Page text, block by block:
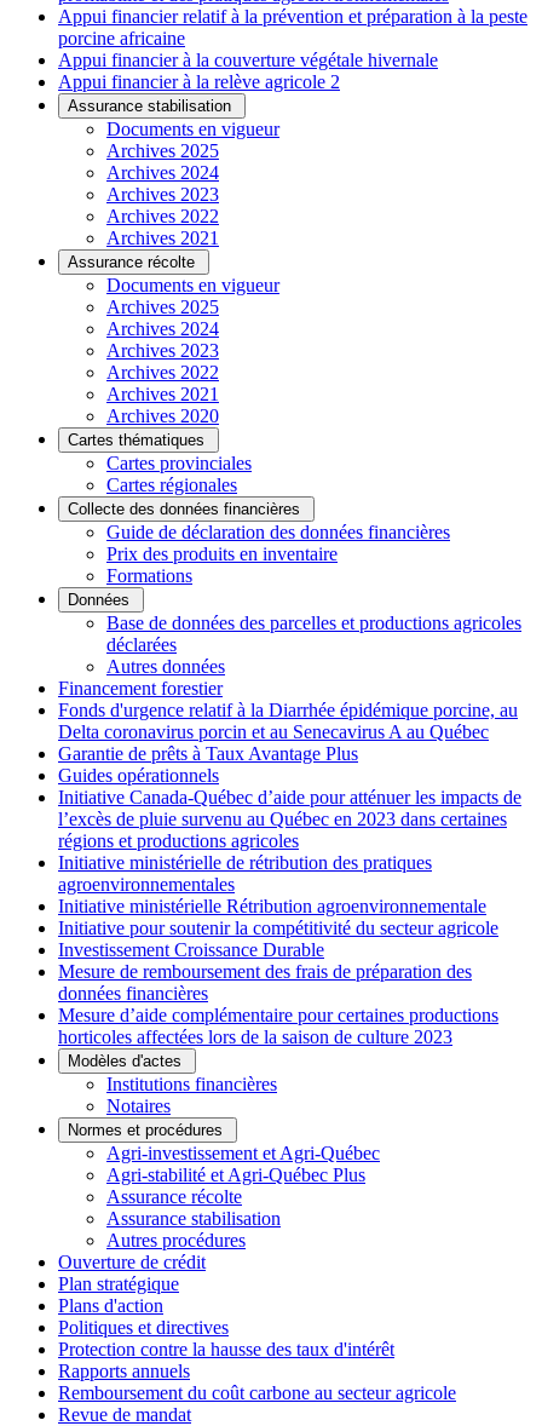
Appui financier relatif à la prévention et préparation à la peste
porcine africaine
Appui financier à la couverture végétale hivernale
Appui financier à la relève agricole 2
Assurance stabilisation
Documents en vigueur
Archives 2025
Archives 2024
Archives 2023
Archives 2022
Archives 2021
Assurance récolte
Documents en vigueur
Archives 2025
Archives 2024
Archives 2023
Archives 2022
Archives 2021
Archives 2020
Cartes thématiques
Cartes provinciales
Cartes régionales
Collecte des données financières
Guide de déclaration des données financières
Prix des produits en inventaire
Formations
Données
Base de données des parcelles et productions agricoles
déclarées
Autres données
Financement forestier
Fonds d'urgence relatif à la Diarrhée épidémique porcine, au
Delta coronavirus porcin et au Senecavirus A au Québec
Garantie de prêts à Taux Avantage Plus
Guides opérationnels
Initiative Canada-Québec d’aide pour atténuer les impacts de
l’excès de pluie survenu au Québec en 2023 dans certaines
régions et productions agricoles
Initiative ministérielle de rétribution des pratiques
agroenvironnementales
Initiative ministérielle Rétribution agroenvironnementale
Initiative pour soutenir la compétitivité du secteur agricole
Investissement Croissance Durable
Mesure de remboursement des frais de préparation des
données financières
Mesure d’aide complémentaire pour certaines productions
horticoles affectées lors de la saison de culture 2023
Modèles d'actes
Institutions financières
Notaires
Normes et procédures
Agri-investissement et Agri-Québec
Agri-stabilité et Agri-Québec Plus
Assurance récolte
Assurance stabilisation
Autres procédures
Ouverture de crédit
Plan stratégique
Plans d'action
Politiques et directives
Protection contre la hausse des taux d'intérêt
Rapports annuels
Remboursement du coût carbone au secteur agricole
Revue de mandat